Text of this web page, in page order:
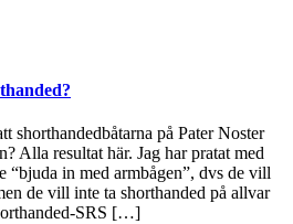
shorthandedbåtarna på Pater Noster
Alla resultat här. Jag har pratat med
“bjuda in med armbågen”, dvs de vill
de vill inte ta shorthanded på allvar
SRS […]